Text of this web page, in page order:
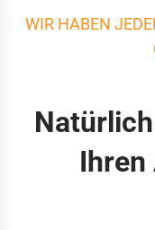
WIR HABEN
Ihren